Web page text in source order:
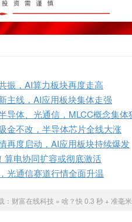
振，AI算力板块再度走高
主线，AI应用板块集体走强
导体、光通信，MLCC概念集体
金不改，半导体芯片全线大涨
再度启动，AI应用板块持续爆发
算电协同扩容或彻底激活
光通信赛道行情全面升温
： 财富在线科技 » 啥？快 0.3 秒 + 准毫